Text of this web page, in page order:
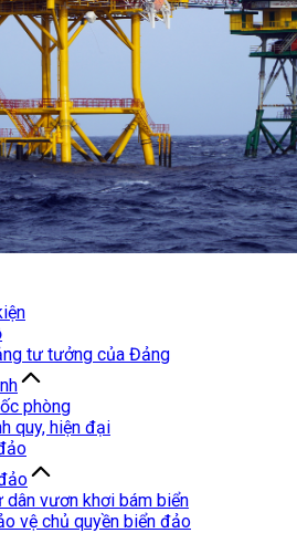
tư tưởng của Đảng
phòng
quy, hiện đại
vươn khơi bám biển
vệ chủ quyền biển đảo